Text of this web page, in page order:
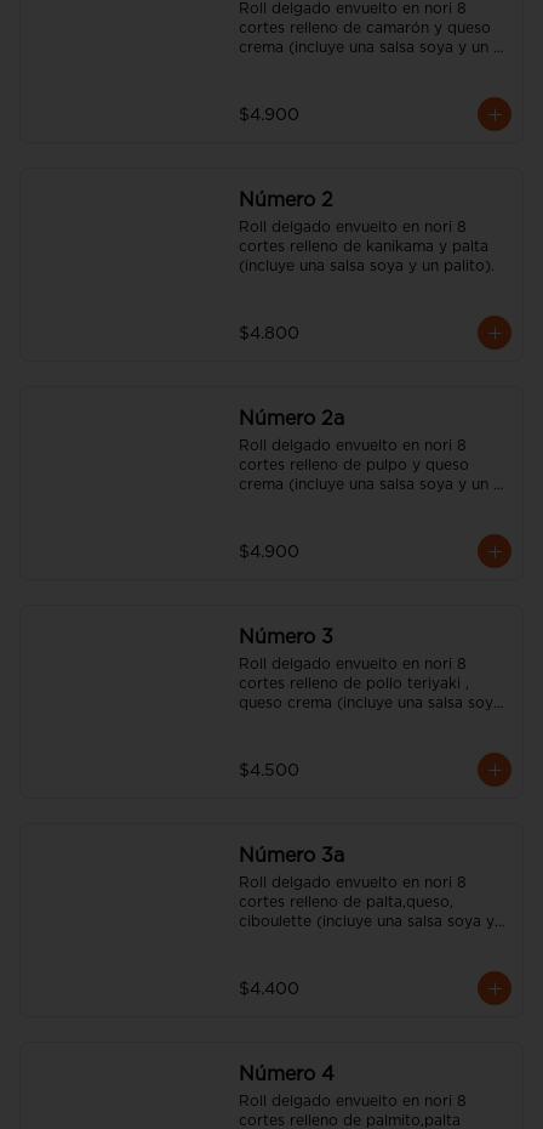
Roll delgado envuelto en nori 8
cortes relleno de camarón y queso
crema (incluye una salsa soya y un
$4.900
Número 2
Roll delgado envuelto en nori 8
cortes relleno de kanikama y palta
(incluye una salsa soya y un palito).
$4.800
Número 2a
Roll delgado envuelto en nori 8
cortes relleno de pulpo y queso
crema (incluye una salsa soya y un
$4.900
Número 3
Roll delgado envuelto en nori 8
cortes relleno de pollo teriyaki ,
queso crema (incluye una salsa soya
$4.500
Número 3a
Roll delgado envuelto en nori 8
cortes relleno de palta,queso,
ciboulette (incluye una salsa soya y
$4.400
Número 4
Roll delgado envuelto en nori 8
cortes relleno de palmito,palta